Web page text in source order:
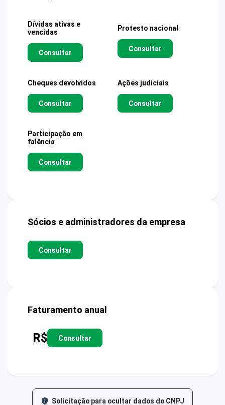
Dívidas ativas e
vencidas
Consultar
Protesto nacional
Consultar
Cheques devolvidos
Consultar
Ações judiciais
Consultar
Participação em
falência
Consultar
Sócios e administradores da empresa
Consultar
Faturamento anual
R$ Consultar
Solicitação para ocultar dados do CNPJ